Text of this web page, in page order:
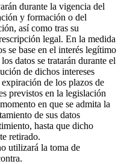
durante la vigencia del
y formación o del
así como tras su
legal. En la medida
se base en el interés legítimo
datos se tratarán durante el
de dichos intereses
de los plazos de
previstos en la legislación
en que se admita la
de sus datos
hasta que dicho
retirado.
utilizará la toma de